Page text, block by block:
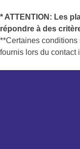
* ATTENTION: Les
répondre à des
**Certaines conditions
fournis lors du contact